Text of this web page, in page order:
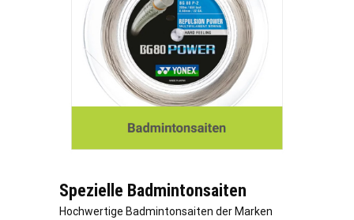
Spezielle Badmintonsaiten
Hochwertige Badmintonsaiten der Marken